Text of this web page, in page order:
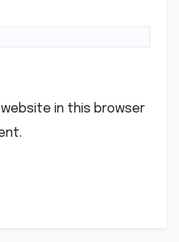
website in this browser